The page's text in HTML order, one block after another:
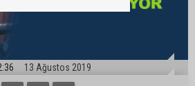
13 Ağustos 2019